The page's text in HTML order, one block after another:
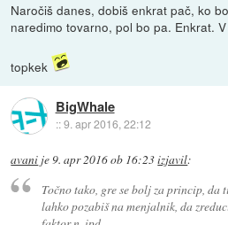
Naročiš danes, dobiš enkrat pač, ko
naredimo tovarno, pol bo pa. Enkrat.
topkek
BigWhale
::9. apr 2016, 22:12
avani je9. apr 2016 ob 16:23izjavil:
Točno tako, gre se bolj za princip, da
lahko pozabiš na menjalnik, da